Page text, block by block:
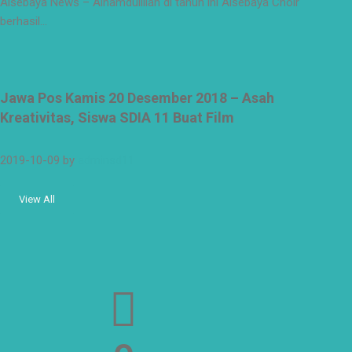
berhasil…
Jawa Pos Kamis 20 Desember 2018 – Asah
Kreativitas, Siswa SDIA 11 Buat Film
2019-10-09 by
View All